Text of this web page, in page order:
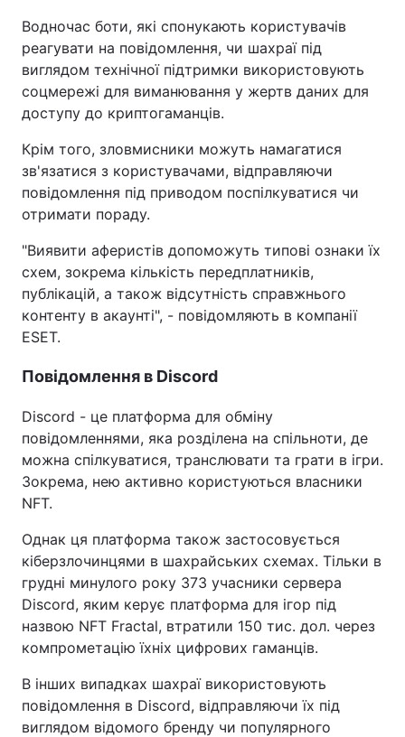
Водночас боти, які спонукають користувачів
реагувати на повідомлення, чи шахраї під
виглядом технічної підтримки використовують
соцмережі для виманювання у жертв даних для
доступу до криптогаманців.
Крім того, зловмисники можуть намагатися
зв'язатися з користувачами, відправляючи
повідомлення під приводом поспілкуватися чи
отримати пораду.
"Виявити аферистів допоможуть типові ознаки їх
схем, зокрема кількість передплатників,
публікацій, а також відсутність справжнього
контенту в акаунті", - повідомляють в компанії
ESET.
Повідомлення в Discord
Discord - це платформа для обміну
повідомленнями, яка розділена на спільноти, де
можна спілкуватися, транслювати та грати в ігри.
Зокрема, нею активно користуються власники
NFT.
Однак ця платформа також застосовується
кіберзлочинцями в шахрайських схемах. Тільки в
грудні минулого року 373 учасники сервера
Discord, яким керує платформа для ігор під
назвою NFT Fractal, втратили 150 тис. дол. через
компрометацію їхніх цифрових гаманців.
В інших випадках шахраї використовують
повідомлення в Discord, відправляючи їх під
виглядом відомого бренду чи популярного